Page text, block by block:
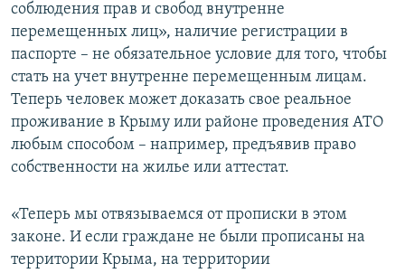
соблюдения прав и свобод внутренне
перемещенных лиц», наличие регистрации в
паспорте – не обязательное условие для того, чтобы
стать на учет внутренне перемещенным лицам.
Теперь человек может доказать свое реальное
проживание в Крыму или районе проведения АТО
любым способом – например, предъявив право
собственности на жилье или аттестат.
«Теперь мы отвязываемся от прописки в этом
законе. И если граждане не были прописаны на
территории Крыма, на территории